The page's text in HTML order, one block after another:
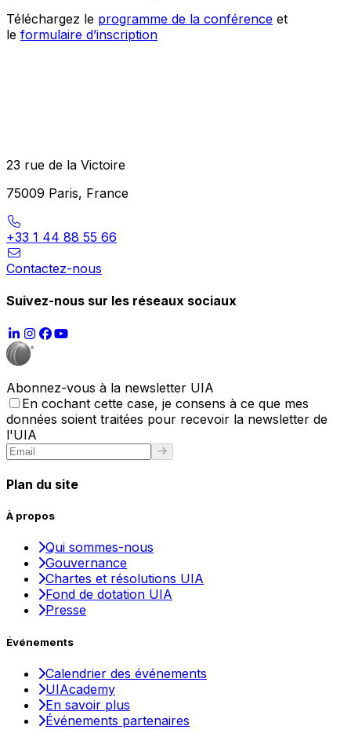
Téléchargez le programme de la conférence et
le formulaire d’inscription
23 rue de la Victoire
75009 Paris, France
+33 1 44 88 55 66
Contactez-nous
Suivez-nous sur les réseaux sociaux
Abonnez-vous à la newsletter UIA
En cochant cette case, je consens à ce que mes
données soient traitées pour recevoir la newsletter de
l'UIA
Plan du site
À propos
Qui sommes-nous
Gouvernance
Chartes et résolutions UIA
Fond de dotation UIA
Presse
Événements
Calendrier des événements
UIAcademy
En savoir plus
Événements partenaires